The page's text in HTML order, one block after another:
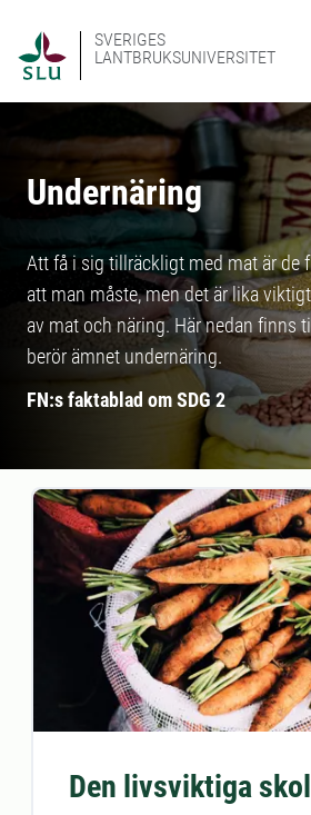
SVERIGES
LANTBRUKSUNIVERSITET
Undernäring
Att få i sig tillräckligt med mat är de
att man måste, men det är lika
av mat och näring. Här nedan finns
berör ämnet undernäring.
FN:s faktablad om SDG 2
Den livsviktiga